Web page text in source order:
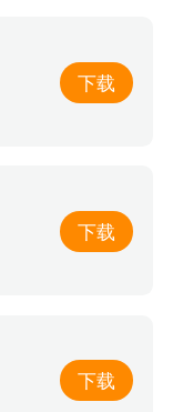
下载
下载
下载